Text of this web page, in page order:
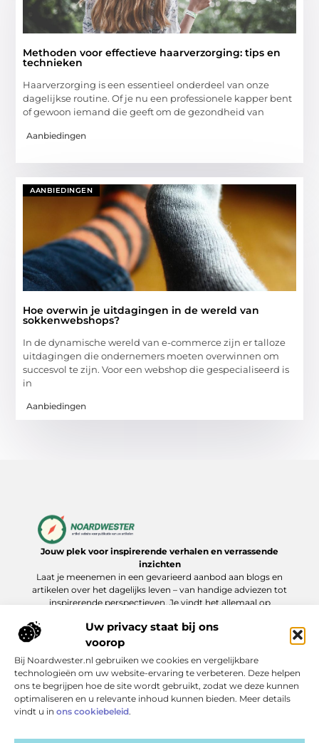
Uw privacy staat bij ons
voorop
Bij Noardwester.nl gebruiken we cookies en vergelijkbare
technologieën om uw website-ervaring te verbeteren. Deze helpen
ons te begrijpen hoe de site wordt gebruikt, zodat we deze kunnen
optimaliseren en u relevante inhoud kunnen bieden. Meer details
vindt u in ons cookiebeleid.
Methoden voor effectieve haarverzorging: tips en
technieken
Haarverzorging is een essentieel onderdeel van onze
dagelijkse routine. Of je nu een professionele kapper bent
of gewoon iemand die geeft om de gezondheid van
Aanbiedingen
AANBIEDINGEN
Hoe overwin je uitdagingen in de wereld van
sokkenwebshops?
In de dynamische wereld van e-commerce zijn er talloze
uitdagingen die ondernemers moeten overwinnen om
succesvol te zijn. Voor een webshop die gespecialiseerd is
in
Aanbiedingen
Jouw plek voor inspirerende verhalen en verrassende
inzichten
Laat je meenemen in een gevarieerd aanbod aan blogs en
artikelen over het dagelijks leven – van handige adviezen tot
inspirerende perspectieven. Je vindt het allemaal op
Onze informatie
Bericht categorie